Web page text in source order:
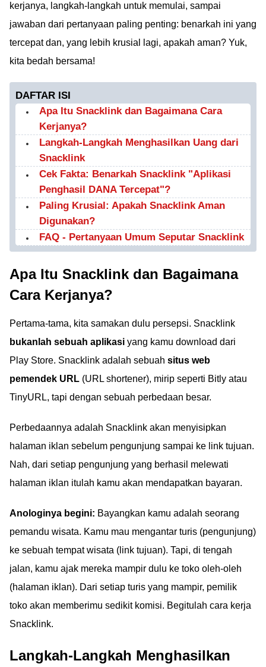
kerjanya, langkah-langkah untuk memulai, sampai
jawaban dari pertanyaan paling penting: benarkah ini yang
tercepat dan, yang lebih krusial lagi, apakah aman? Yuk,
kita bedah bersama!
DAFTAR ISI
Apa Itu Snacklink dan Bagaimana Cara
Kerjanya?
Langkah-Langkah Menghasilkan Uang dari
Snacklink
Cek Fakta: Benarkah Snacklink "Aplikasi
Penghasil DANA Tercepat"?
Paling Krusial: Apakah Snacklink Aman
Digunakan?
FAQ - Pertanyaan Umum Seputar Snacklink
Apa Itu Snacklink dan Bagaimana
Cara Kerjanya?
Pertama-tama, kita samakan dulu persepsi. Snacklink
bukanlah sebuah aplikasi yang kamu download dari
Play Store. Snacklink adalah sebuah situs web
pemendek URL (URL shortener), mirip seperti Bitly atau
TinyURL, tapi dengan sebuah perbedaan besar.
Perbedaannya adalah Snacklink akan menyisipkan
halaman iklan sebelum pengunjung sampai ke link tujuan.
Nah, dari setiap pengunjung yang berhasil melewati
halaman iklan itulah kamu akan mendapatkan bayaran.
Anologinya begini: Bayangkan kamu adalah seorang
pemandu wisata. Kamu mau mengantar turis (pengunjung)
ke sebuah tempat wisata (link tujuan). Tapi, di tengah
jalan, kamu ajak mereka mampir dulu ke toko oleh-oleh
(halaman iklan). Dari setiap turis yang mampir, pemilik
toko akan memberimu sedikit komisi. Begitulah cara kerja
Snacklink.
Langkah-Langkah Menghasilkan